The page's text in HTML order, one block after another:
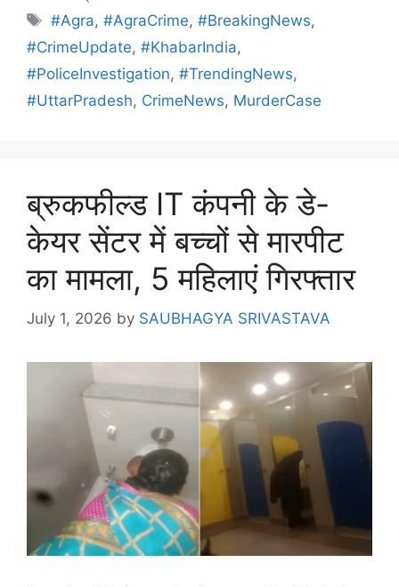
#Agra,#AgraCrime,#BreakingNews,
#CrimeUpdate, #KhabarIndia,
#PoliceInvestigation, #TrendingNews,
#UttarPradesh, CrimeNews, MurderCase
ब्रुकफील्ड IT कंपनी के डे-
केयर सेंटर में बच्चों से मारपीट
का मामला, 5 महिलाएं गिरफ्तार
July 1, 2026 by SAUBHAGYA SRIVASTAVA